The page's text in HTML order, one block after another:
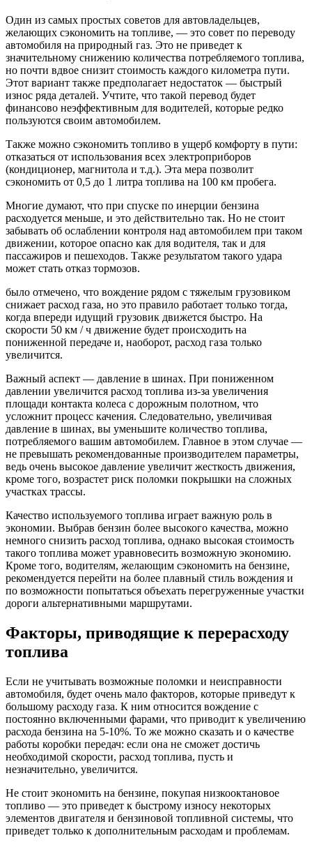
Один из самых простых советов для автовладельцев,
желающих сэкономить на топливе, — это совет по переводу
автомобиля на природный газ. Это не приведет к
значительному снижению количества потребляемого топлива,
но почти вдвое снизит стоимость каждого километра пути.
Этот вариант также предполагает недостаток — быстрый
износ ряда деталей. Учтите, что такой перевод будет
финансово неэффективным для водителей, которые редко
пользуются своим автомобилем.
Также можно сэкономить топливо в ущерб комфорту в пути:
отказаться от использования всех электроприборов
(кондиционер, магнитола и т.д.). Эта мера позволит
сэкономить от 0,5 до 1 литра топлива на 100 км пробега.
Многие думают, что при спуске по инерции бензина
расходуется меньше, и это действительно так. Но не стоит
забывать об ослаблении контроля над автомобилем при таком
движении, которое опасно как для водителя, так и для
пассажиров и пешеходов. Также результатом такого удара
может стать отказ тормозов.
было отмечено, что вождение рядом с тяжелым грузовиком
снижает расход газа, но это правило работает только тогда,
когда впереди идущий грузовик движется быстро. На
скорости 50 км / ч движение будет происходить на
пониженной передаче и, наоборот, расход газа только
увеличится.
Важный аспект — давление в шинах. При пониженном
давлении увеличится расход топлива из-за увеличения
площади контакта колеса с дорожным полотном, что
усложнит процесс качения. Следовательно, увеличивая
давление в шинах, вы уменьшите количество топлива,
потребляемого вашим автомобилем. Главное в этом случае —
не превышать рекомендованные производителем параметры,
ведь очень высокое давление увеличит жесткость движения,
кроме того, возрастет риск поломки покрышки на сложных
участках трассы.
Качество используемого топлива играет важную роль в
экономии. Выбрав бензин более высокого качества, можно
немного снизить расход топлива, однако высокая стоимость
такого топлива может уравновесить возможную экономию.
Кроме того, водителям, желающим сэкономить на бензине,
рекомендуется перейти на более плавный стиль вождения и
по возможности попытаться объехать перегруженные участки
дороги альтернативными маршрутами.
Факторы, приводящие к перерасходу
топлива
Если не учитывать возможные поломки и неисправности
автомобиля, будет очень мало факторов, которые приведут к
большому расходу газа. К ним относится вождение с
постоянно включенными фарами, что приводит к увеличению
расхода бензина на 5-10%. То же можно сказать и о качестве
работы коробки передач: если она не сможет достичь
необходимой скорости, расход топлива, пусть и
незначительно, увеличится.
Не стоит экономить на бензине, покупая низкооктановое
топливо — это приведет к быстрому износу некоторых
элементов двигателя и бензиновой топливной системы, что
приведет только к дополнительным расходам и проблемам.